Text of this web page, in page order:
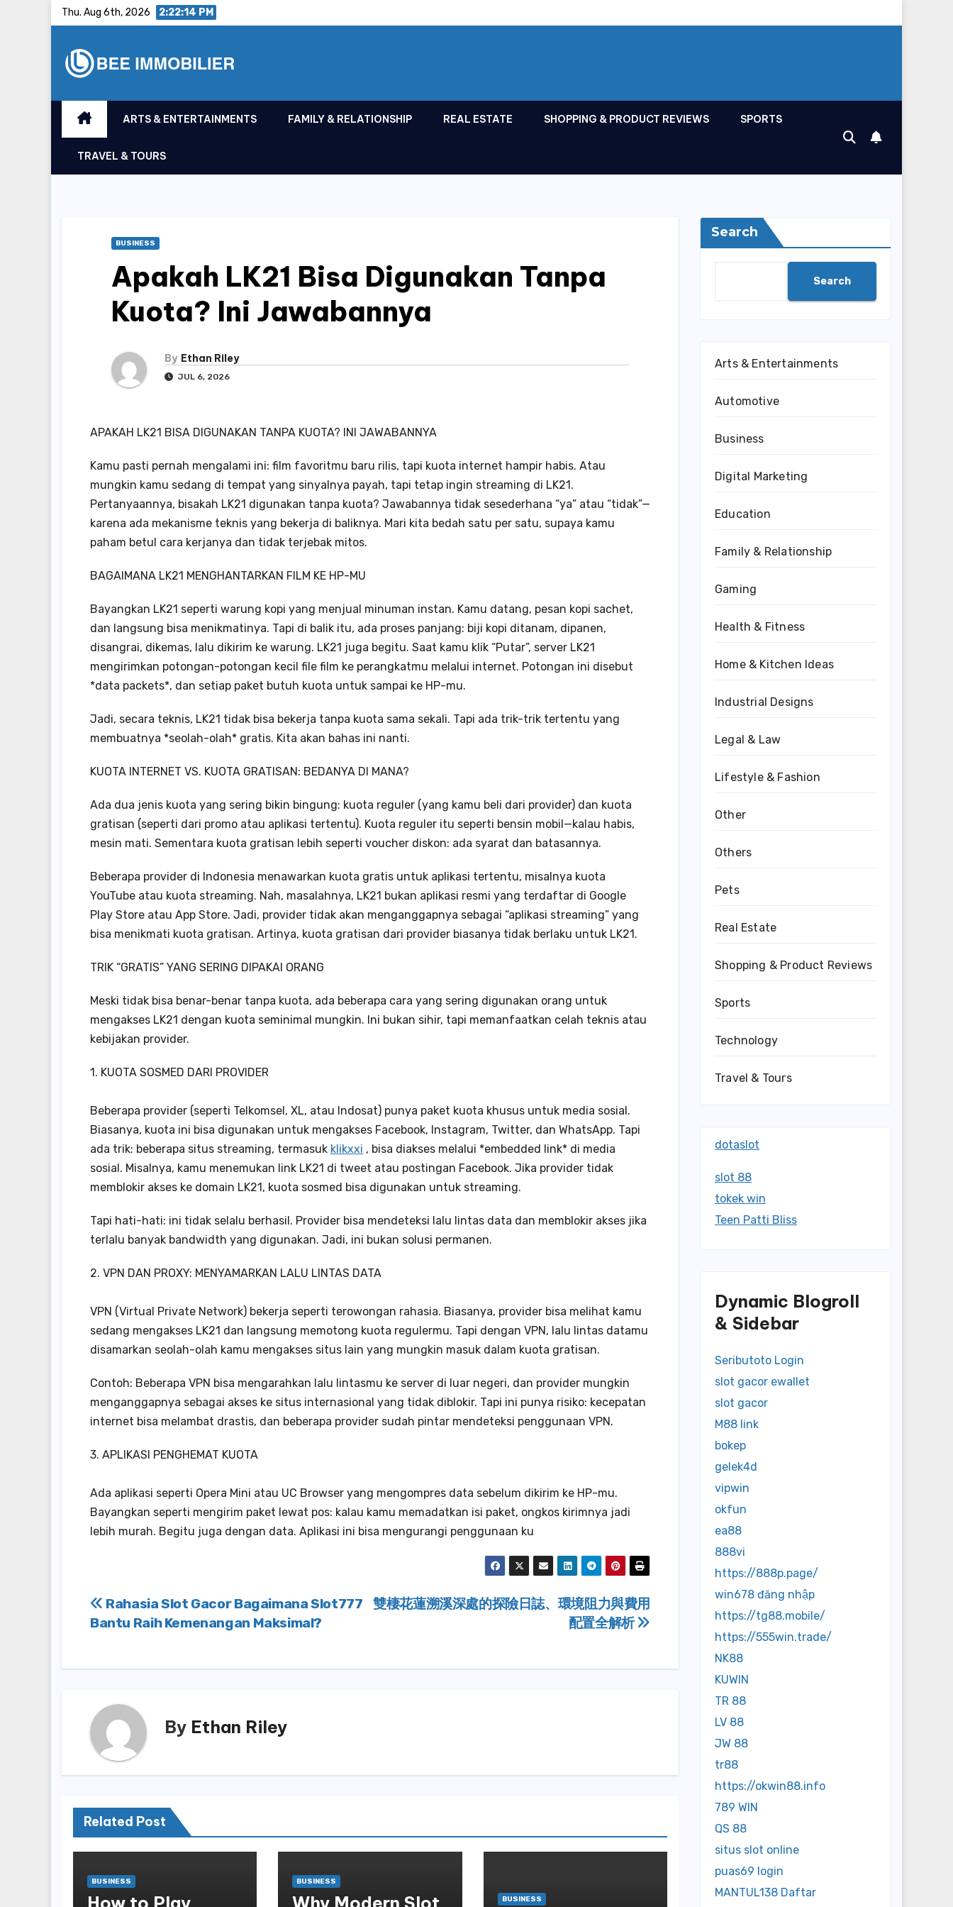
Thu. Aug 6th, 2026 2:22:15 PM
ARTS & ENTERTAINMENTS FAMILY & RELATIONSHIP REAL ESTATE SHOPPING & PRODUCT REVIEWS SPORTS
TRAVEL & TOURS
BUSINESS
Apakah LK21 Bisa Digunakan Tanpa
Kuota? Ini Jawabannya
By Ethan Riley
JUL 6, 2026
APAKAH LK21 BISA DIGUNAKAN TANPA KUOTA? INI JAWABANNYA
Kamu pasti pernah mengalami ini: film favoritmu baru rilis, tapi kuota internet hampir habis. Atau
mungkin kamu sedang di tempat yang sinyalnya payah, tapi tetap ingin streaming di LK21.
Pertanyaannya, bisakah LK21 digunakan tanpa kuota? Jawabannya tidak sesederhana “ya” atau “tidak”—
karena ada mekanisme teknis yang bekerja di baliknya. Mari kita bedah satu per satu, supaya kamu
paham betul cara kerjanya dan tidak terjebak mitos.
BAGAIMANA LK21 MENGHANTARKAN FILM KE HP-MU
Bayangkan LK21 seperti warung kopi yang menjual minuman instan. Kamu datang, pesan kopi sachet,
dan langsung bisa menikmatinya. Tapi di balik itu, ada proses panjang: biji kopi ditanam, dipanen,
disangrai, dikemas, lalu dikirim ke warung. LK21 juga begitu. Saat kamu klik “Putar”, server LK21
mengirimkan potongan-potongan kecil file film ke perangkatmu melalui internet. Potongan ini disebut
*data packets*, dan setiap paket butuh kuota untuk sampai ke HP-mu.
Jadi, secara teknis, LK21 tidak bisa bekerja tanpa kuota sama sekali. Tapi ada trik-trik tertentu yang
membuatnya *seolah-olah* gratis. Kita akan bahas ini nanti.
KUOTA INTERNET VS. KUOTA GRATISAN: BEDANYA DI MANA?
Ada dua jenis kuota yang sering bikin bingung: kuota reguler (yang kamu beli dari provider) dan kuota
gratisan (seperti dari promo atau aplikasi tertentu). Kuota reguler itu seperti bensin mobil—kalau habis,
mesin mati. Sementara kuota gratisan lebih seperti voucher diskon: ada syarat dan batasannya.
Beberapa provider di Indonesia menawarkan kuota gratis untuk aplikasi tertentu, misalnya kuota
YouTube atau kuota streaming. Nah, masalahnya, LK21 bukan aplikasi resmi yang terdaftar di Google
Play Store atau App Store. Jadi, provider tidak akan menganggapnya sebagai “aplikasi streaming” yang
bisa menikmati kuota gratisan. Artinya, kuota gratisan dari provider biasanya tidak berlaku untuk LK21.
TRIK “GRATIS” YANG SERING DIPAKAI ORANG
Meski tidak bisa benar-benar tanpa kuota, ada beberapa cara yang sering digunakan orang untuk
mengakses LK21 dengan kuota seminimal mungkin. Ini bukan sihir, tapi memanfaatkan celah teknis atau
kebijakan provider.
1. KUOTA SOSMED DARI PROVIDER
Beberapa provider (seperti Telkomsel, XL, atau Indosat) punya paket kuota khusus untuk media sosial.
Biasanya, kuota ini bisa digunakan untuk mengakses Facebook, Instagram, Twitter, dan WhatsApp. Tapi
ada trik: beberapa situs streaming, termasuk klikxxi , bisa diakses melalui *embedded link* di media
sosial. Misalnya, kamu menemukan link LK21 di tweet atau postingan Facebook. Jika provider tidak
memblokir akses ke domain LK21, kuota sosmed bisa digunakan untuk streaming.
Tapi hati-hati: ini tidak selalu berhasil. Provider bisa mendeteksi lalu lintas data dan memblokir akses jika
terlalu banyak bandwidth yang digunakan. Jadi, ini bukan solusi permanen.
2. VPN DAN PROXY: MENYAMARKAN LALU LINTAS DATA
VPN (Virtual Private Network) bekerja seperti terowongan rahasia. Biasanya, provider bisa melihat kamu
sedang mengakses LK21 dan langsung memotong kuota regulermu. Tapi dengan VPN, lalu lintas datamu
disamarkan seolah-olah kamu mengakses situs lain yang mungkin masuk dalam kuota gratisan.
Contoh: Beberapa VPN bisa mengarahkan lalu lintasmu ke server di luar negeri, dan provider mungkin
menganggapnya sebagai akses ke situs internasional yang tidak diblokir. Tapi ini punya risiko: kecepatan
internet bisa melambat drastis, dan beberapa provider sudah pintar mendeteksi penggunaan VPN.
3. APLIKASI PENGHEMAT KUOTA
Ada aplikasi seperti Opera Mini atau UC Browser yang mengompres data sebelum dikirim ke HP-mu.
Bayangkan seperti mengirim paket lewat pos: kalau kamu memadatkan isi paket, ongkos kirimnya jadi
lebih murah. Begitu juga dengan data. Aplikasi ini bisa mengurangi penggunaan ku
Post
雙棲花蓮溯溪深處的探險日誌、環境阻力與費用
配置全解析
Rahasia Slot Gacor Bagaimana Slot777
Bantu Raih Kemenangan Maksimal?
By Ethan Riley
Related Post
BUSINESS BUSINESS
BUSINESS
Search
Search
Arts & Entertainments
Automotive
Business
Digital Marketing
Education
Family & Relationship
Gaming
Health & Fitness
Home & Kitchen Ideas
Industrial Designs
Legal & Law
Lifestyle & Fashion
Other
Others
Pets
Real Estate
Shopping & Product Reviews
Sports
Technology
Travel & Tours
dotaslot
slot 88
tokek win
Teen Patti Bliss
Dynamic Blogroll
& Sidebar
Seributoto Login
slot gacor ewallet
slot gacor
M88 link
bokep
gelek4d
vipwin
okfun
ea88
888vi
https://888p.page/
win678 đăng nhập
https://tg88.mobile/
https://555win.trade/
NK88
KUWIN
TR 88
LV 88
JW 88
tr88
https://okwin88.info
789 WIN
QS 88
situs slot online
puas69 login
MANTUL138 Daftar